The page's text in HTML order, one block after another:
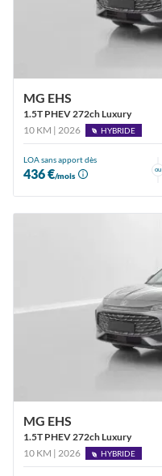
MG EHS
1.5T PHEV 272ch Luxury
10 KM | 2026
HYBRIDE
LOA sans apport dès
436 €/mois
ou
MG EHS
1.5T PHEV 272ch Luxury
10 KM | 2026
HYBRIDE